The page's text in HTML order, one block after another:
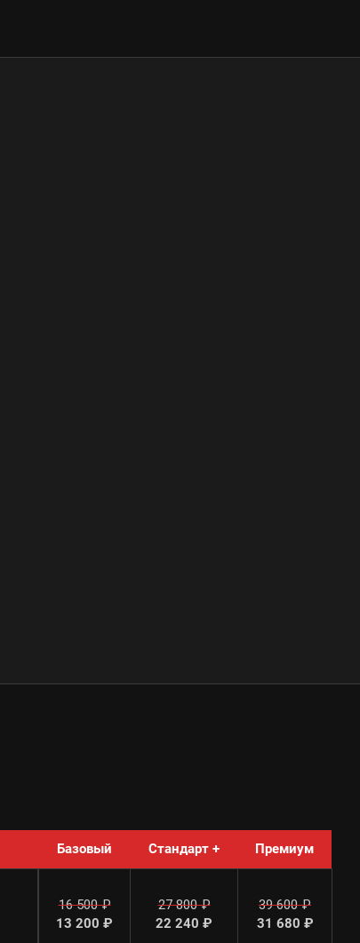
Базовый Стандарт + Премиум
16 500 ₽
13 200 ₽
27 800 ₽
22 240 ₽
39 600 ₽
31 680 ₽